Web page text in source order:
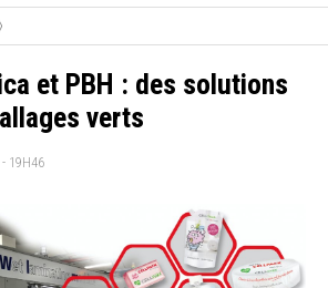
et PBH : des solutions
verts
- 19H46